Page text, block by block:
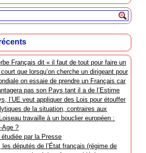
Français dit « il faut de tout pour faire un
que lorsqu’on cherche un dirigeant pour
on essaie de prendre un Français car
pas son Pays tant il a de l’Estime
l’UE veut appliquer des Lois pour étouffer
de la situation, contraires aux
travaille à un bouclier européen :
Age ?
par la Presse
députés de l’État français (régime de